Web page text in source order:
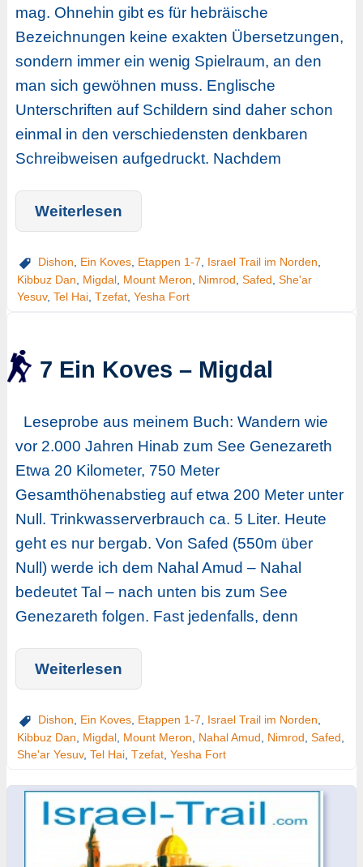
mag. Ohnehin gibt es für hebräische
Bezeichnungen keine exakten Übersetzungen,
sondern immer ein wenig Spielraum, an den
man sich gewöhnen muss. Englische
Unterschriften auf Schildern sind daher schon
einmal in den verschiedensten denkbaren
Schreibweisen aufgedruckt. Nachdem
Weiterlesen
Dishon Ein Koves, Etappen 1-7 Israel Trail im Norden
Kibbuz Dan
Migdal, Mount Meron Nimrod Safed She'ar
Yesuv, Tel Hai, Tzefat, Yesha Fort
7 Ein Koves – Migdal
Leseprobe aus meinem Buch: Wandern wie
vor 2.000 Jahren Hinab zum See Genezareth
Etwa 20 Kilometer, 750 Meter
Gesamthöhenabstieg auf etwa 200 Meter unter
Null. Trinkwasserverbrauch ca. 5 Liter. Heute
geht es nur bergab. Von Safed (550m über
Null) werde ich dem Nahal Amud – Nahal
bedeutet Tal – nach unten bis zum See
Genezareth folgen. Fast jedenfalls, denn
Weiterlesen
Dishon Ein Koves, Etappen 1-7 Israel Trail im Norden
Kibbuz Dan
Migdal, Mount Meron Nahal Amud Nimrod Safed
She'ar Yesuv, Tel Hai, Tzefat, Yesha Fort